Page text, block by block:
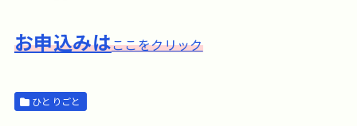
お申込みはここをクリック
ひとりごと